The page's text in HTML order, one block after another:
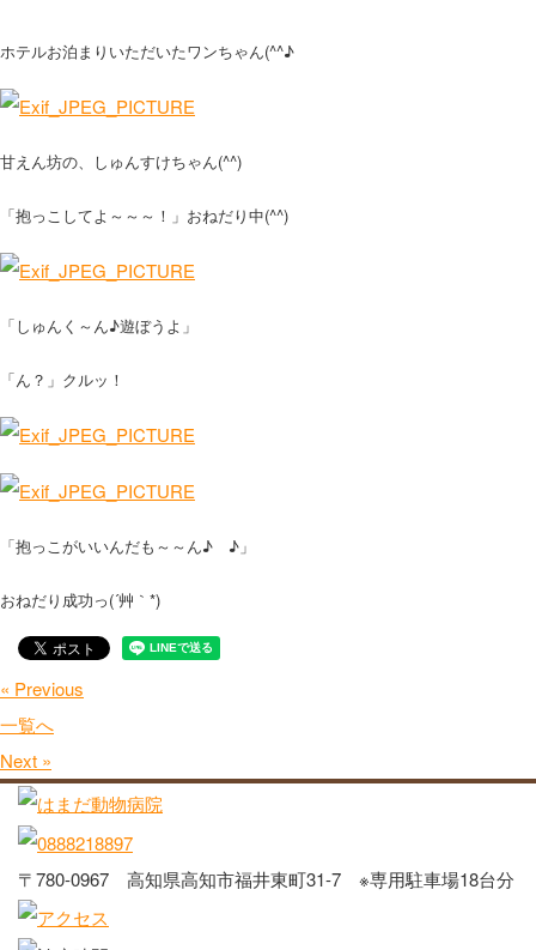
ホテルお泊まりいただいたワンちゃん(^^♪
甘えん坊の、しゅんすけちゃん(^^)
「抱っこしてよ～～～！」おねだり中(^^)
「しゅんく～ん♪遊ぼうよ」
「ん？」クルッ！
「抱っこがいいんだも～～ん♪ ♪」
おねだり成功っ(´艸｀*)
« Previous
一覧へ
Next »
〒780-0967 高知県高知市福井東町31-7 ※専用駐車場18台分